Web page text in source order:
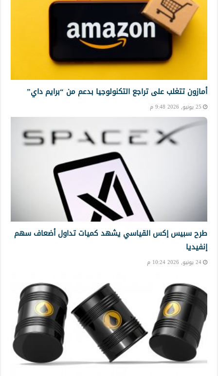
أمازون تتغلب على تراجع التكنولوجيا بدعم من “برايم داي”
25 يونيو, 2026 9:48 م
طرح سبيس إكس القياسي يشهد كميات تداول أضعاف سهم
إنفيديا
24 يونيو, 2026 10:24 م